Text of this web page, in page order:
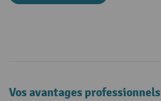
Vos avantages professionnels